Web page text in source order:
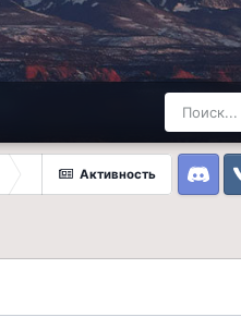
Активность
Discord